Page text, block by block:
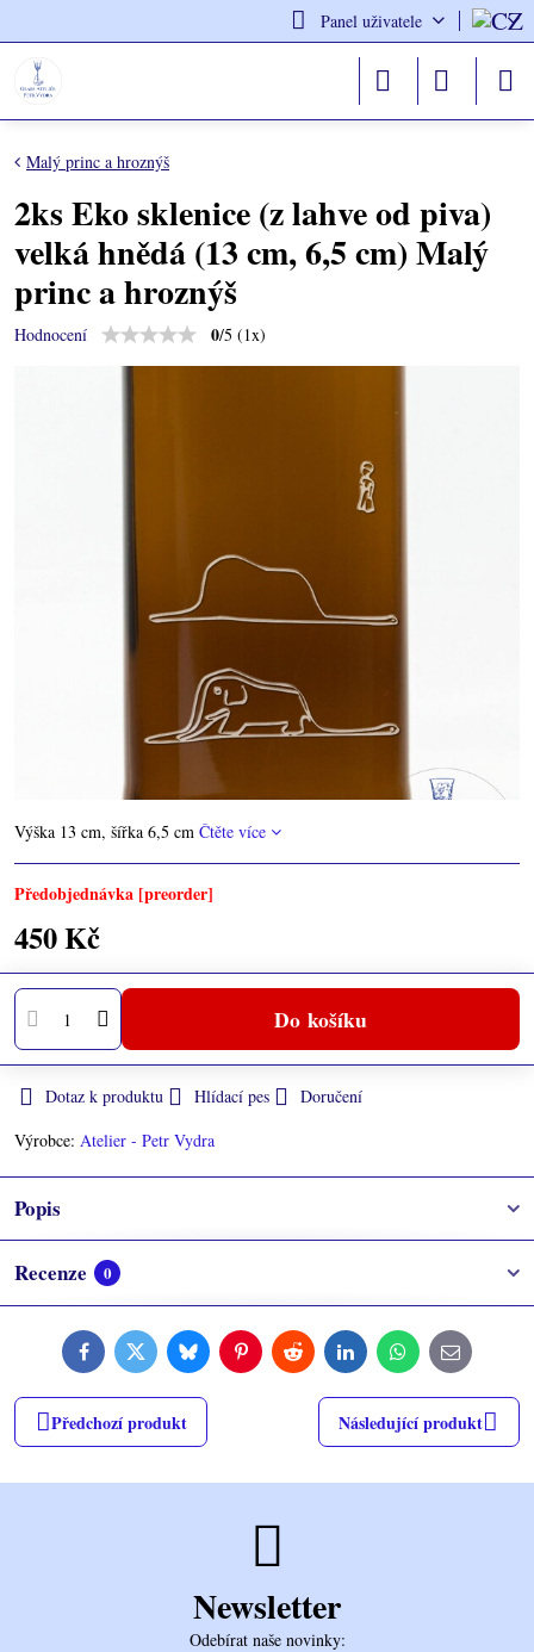
Panel uživatele
Malý princ a hroznýš
2ks Eko sklenice (z lahve od piva)
velká hnědá (13 cm, 6,5 cm) Malý
princ a hroznýš
Hodnocení 0/5 (1x)
Výška 13 cm, šířka 6,5 cm Čtěte více
Předobjednávka [preorder]
450 Kč
Do košíku
Dotaz k produktu Hlídací pes
Doručení
Výrobce: Atelier - Petr Vydra
Popis
Recenze 0
FacebookTwitterBlueskyPinterestReddit LinkedInWhatsApp
E-
mail
Předchozí produkt Následující produkt
Newsletter
Odebírat naše novinky: